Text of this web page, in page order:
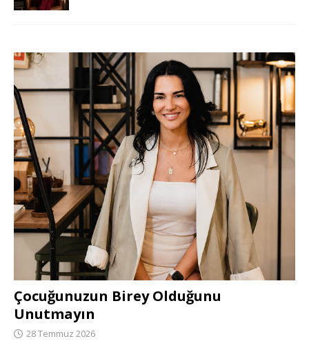
Çocuğunuzun Birey Olduğunu
Unutmayın
28 Temmuz 2026